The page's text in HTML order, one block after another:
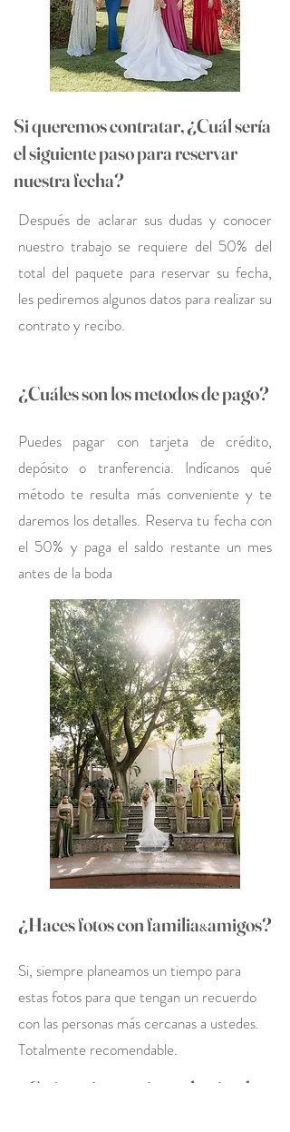
Si queremos contratar, ¿Cuál sería
el siguiente paso para reservar
nuestra fecha?
Después de aclarar sus dudas y conocer
nuestro trabajo se requiere del 50% del
total del paquete para reservar su fecha,
les pediremos algunos datos para realizar su
contrato y recibo.
¿Cuáles son los metodos de pago?
Puedes pagar con tarjeta de crédito,
depósito o tranferencia. Indícanos qué
método te resulta más conveniente y te
daremos los detalles. Reserva tu fecha con
el 50% y paga el saldo restante un mes
antes de la boda
¿Haces fotos con familia&amigos?
Si, siempre planeamos un tiempo para
estas fotos para que tengan un recuerdo
con las personas más cercanas a ustedes.
Totalmente recomendable.
¿Cuánto tiempo tienen haciendo